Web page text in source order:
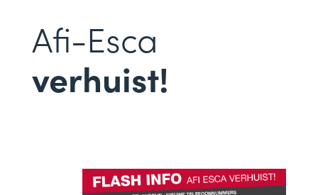
Afi-Esca
verhuist!